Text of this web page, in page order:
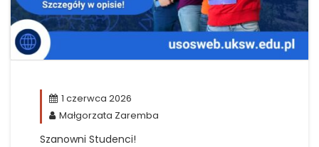
1 czerwca 2026
Małgorzata Zaremba
Szanowni Studenci!